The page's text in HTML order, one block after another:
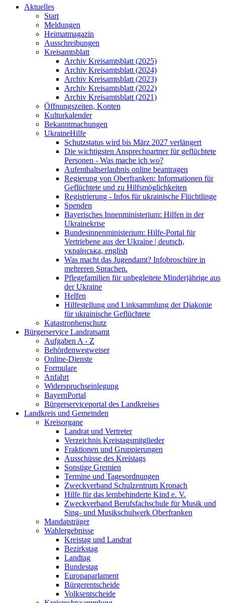
Aktuelles
Start
Meldungen
Heimatmagazin
Ausschreibungen
Kreisamtsblatt
Archiv Kreisamtsblatt (2025)
Archiv Kreisamtsblatt (2024)
Archiv Kreisamtsblatt (2023)
Archiv Kreisamtsblatt (2022)
Archiv Kreisamtsblatt (2021)
Öffnungszeiten, Konten
Kulturkalender
Bekanntmachungen
UkraineHilfe
Schutzstatus wird bis März 2027 verlängert
Die wichtigsten Ansprechpartner für geflüchtete
Personen - Was mache ich wo?
Aufenthaltserlaubnis online beantragen
Regierung von Oberfranken: Informationen für
Geflüchtete und zu Hilfsmöglichkeiten
Registrierung - Infos für ukrainische Flüchtlinge
Spenden
Bayerisches Innenministerium: Hilfen in der
Ukrainekrise
Bundesinnenministerium: Hilfe-Portal für
Vertriebene aus der Ukraine | deutsch,
українська, english
Was macht das Jugendamt? Infobroschüre in
mehreren Sprachen.
Pflegefamilien für unbegleitete Minderjährige aus
der Ukraine
Helfen
Hilfestellung und Linksammlung der Diakonie
für ukrainische Geflüchtete
Katastrophenschutz
Bürgerservice Landratsamt
Aufgaben A - Z
Behördenwegweiser
Online-Dienste
Formulare
Anfahrt
Widerspruchseinlegung
BayernPortal
Bürgerserviceportal des Landkreises
Landkreis und Gemeinden
Kreisorgane
Landrat und Vertreter
Verzeichnis Kreistagsmitglieder
Fraktionen und Gruppierungen
Ausschüsse des Kreistags
Sonstige Gremien
Termine und Tagesordnungen
Zweckverband Schulzentrum Kronach
Hilfe für das lernbehinderte Kind e. V.
Zweckverband Berufsfachschule für Musik und
Sing- und Musikschulwerk Oberfranken
Mandatsträger
Wahlergebnisse
Kreistag und Landrat
Bezirkstag
Landtag
Bundestag
Europaparlament
Bürgerentscheide
Volksentscheide